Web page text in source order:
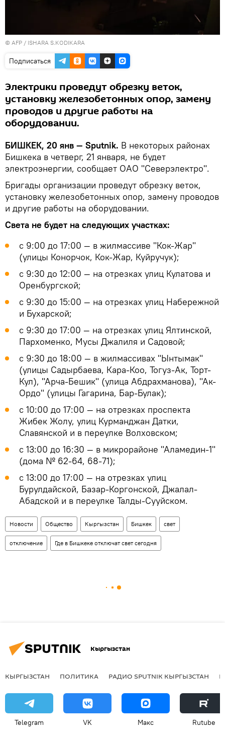
© AFP / ISHARA S.KODIKARA
Подписаться
Электрики проведут обрезку веток,
установку железобетонных опор, замену
проводов и другие работы на
оборудовании.
БИШКЕК, 20 янв — Sputnik. В некоторых районах
Бишкека в четверг, 21 января, не будет
электроэнергии, сообщает ОАО "Северэлектро".
Бригады организации проведут обрезку веток,
установку железобетонных опор, замену проводов
и другие работы на оборудовании.
Света не будет на следующих участках:
с 9:00 до 17:00 — в жилмассиве "Кок-Жар"
(улицы Конорчок, Кок-Жар, Куйручук);
с 9:30 до 12:00 — на отрезках улиц Кулатова и
Оренбургской;
с 9:30 до 15:00 — на отрезках улиц Набережной
и Бухарской;
с 9:30 до 17:00 — на отрезках улиц Ялтинской,
Пархоменко, Мусы Джалиля и Садовой;
с 9:30 до 18:00 — в жилмассивах "Ынтымак"
(улицы Садырбаева, Кара-Коо, Тогуз-Ак, Торт-
Кул), "Арча-Бешик" (улица Абдрахманова), "Ак-
Ордо" (улицы Гагарина, Бар-Булак);
с 10:00 до 17:00 — на отрезках проспекта
Жибек Жолу, улиц Курманджан Датки,
Славянской и в переулке Волховском;
с 13:00 до 16:30 — в микрорайоне "Аламедин-1"
(дома № 62-64, 68-71);
с 13:00 до 17:00 — на отрезках улиц
Бурулдайской, Базар-Коргонской, Джалал-
Абадской и в переулке Талды-Сууйском.
Новости Общество Кыргызстан Бишкек свет
отключение Где в Бишкеке отключат свет сегодня
Кыргызстан
КЫРГЫЗСТАН ПОЛИТИКА РАДИО SPUTNIK КЫРГЫЗСТАН
Telegram VK Макс Rutube